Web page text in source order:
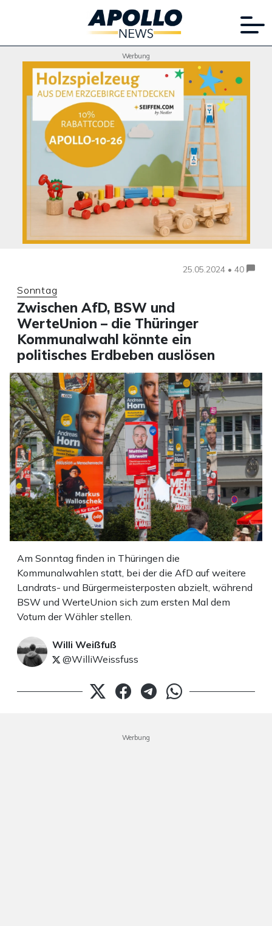
Werbung
25.05.2024 • 40
Sonntag
Zwischen AfD, BSW und
WerteUnion – die Thüringer
Kommunalwahl könnte ein
politisches Erdbeben auslösen
Am Sonntag finden in Thüringen die
Kommunalwahlen statt, bei der die AfD auf weitere
Landrats- und Bürgermeisterposten abzielt, während
BSW und WerteUnion sich zum ersten Mal dem
Votum der Wähler stellen.
Willi Weißfuß
@WilliWeissfuss
Werbung